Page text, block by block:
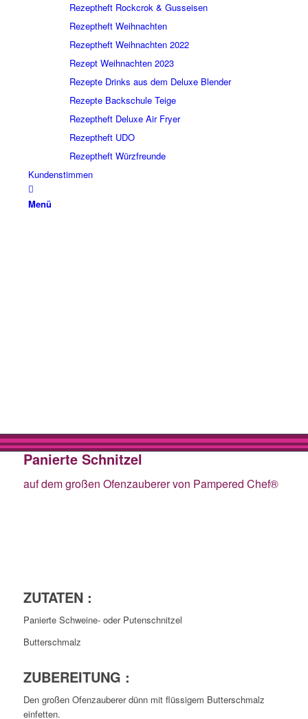
Rezeptheft Rockcrok & Gusseisen
Rezeptheft Weihnachten
Rezeptheft Weihnachten 2022
Rezept Weihnachten 2023
Rezepte Drinks aus dem Deluxe Blender
Rezepte Backschule Teige
Rezeptheft Deluxe Air Fryer
Rezeptheft UDO
Rezeptheft Würzfreunde
Kundenstimmen
Menü
Panierte Schnitzel
auf dem großen Ofenzauberer von Pampered Chef®
ZUTATEN :
Panierte Schweine- oder Putenschnitzel
Butterschmalz
ZUBEREITUNG :
Den großen Ofenzauberer dünn mit flüssigem Butterschmalz
einfetten.